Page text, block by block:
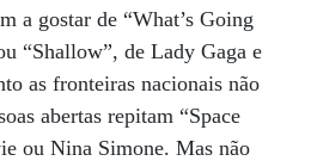
a gostar de “What’s Going
“Shallow”, de Lady Gaga e
as fronteiras nacionais não
abertas repitam “Space
ou Nina Simone. Mas não